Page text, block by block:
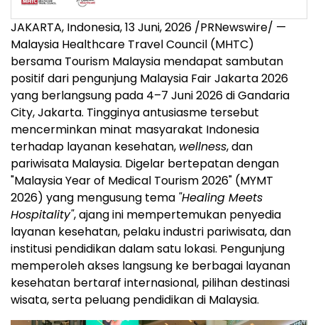
JAKARTA, Indonesia,13 Juni, 2026 /PRNewswire/ —
Malaysia Healthcare Travel Council (MHTC)
bersama Tourism Malaysia mendapat sambutan
positif dari pengunjung Malaysia Fair Jakarta 2026
yang berlangsung pada 4–7 Juni 2026 di Gandaria
City, Jakarta. Tingginya antusiasme tersebut
mencerminkan minat masyarakat Indonesia
terhadap layanan kesehatan, wellness, dan
pariwisata Malaysia. Digelar bertepatan dengan
"Malaysia Year of Medical Tourism 2026" (MYMT
2026) yang mengusung tema "Healing Meets
Hospitality", ajang ini mempertemukan penyedia
layanan kesehatan, pelaku industri pariwisata, dan
institusi pendidikan dalam satu lokasi. Pengunjung
memperoleh akses langsung ke berbagai layanan
kesehatan bertaraf internasional, pilihan destinasi
wisata, serta peluang pendidikan di Malaysia.